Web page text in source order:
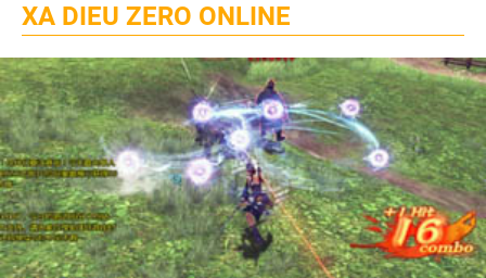
XA DIEU ZERO ONLINE